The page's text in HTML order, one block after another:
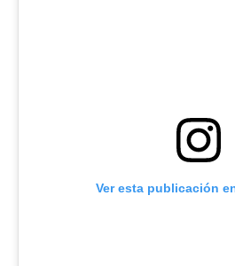
Ver esta publicación